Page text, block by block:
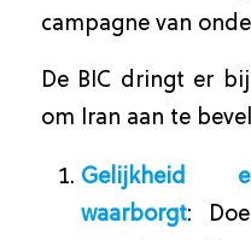
campagne van
De BIC dringt er
om Iran aan te
Gelijkheid
waarborgt: